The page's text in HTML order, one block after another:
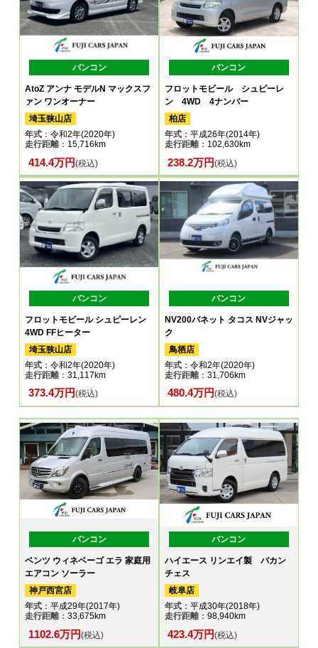
バンコン
AtoZ アンナ モデルN マックスフ
ァン ワンオーナー
埼玉狭山店
年式 ：令和2年(2020年)
走行距離：15,716km
414.4万円(税込)
バンコン
フロットモビール シュピーレ
ン 4WD 4ナンバー
柏店
年式：平成26年(2014年)
走行距離：102,630km
238.2万円(税込)
バンコン
フロットモビール シュピーレン
4WD FFヒーター
埼玉狭山店
年式 ：令和2年(2020年)
走行距離：31,117km
373.4万円(税込)
バンコン
NV200バネット タコス NVジャッ
ク
鳥栖店
年式：令和2年(2020年)
走行距離：31,706km
480.4万円(税込)
バンコン
ベンツ ウィネベーゴ エラ 家庭用
エアコン ソーラー
神戸西宮店
年式 ：平成29年(2017年)
走行距離：33,675km
1102.6万円(税込)
バンコン
ハイエース リンエイ製 バカン
チェス
岐阜店
年式：平成30年(2018年)
走行距離：98,940km
423.4万円(税込)